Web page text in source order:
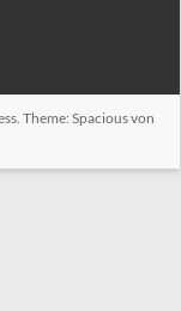
. Theme: Spacious von